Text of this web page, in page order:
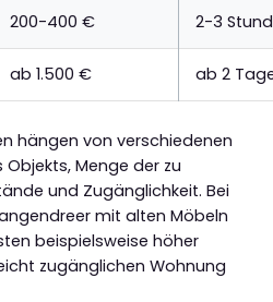
200-400 € 2-3
ab 1.500 € ab 2
hängen von verschiedenen
Menge der zu
und Zugänglichkeit. Bei
mit alten Möbeln
beispielsweise höher
zugänglichen Wohnung